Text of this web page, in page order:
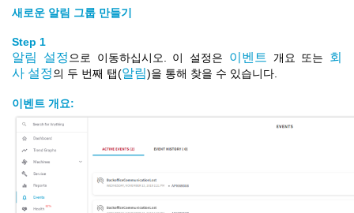
새로운 알림 그룹 만들기
Step 1
알림 설정 으로 이동하십시오. 이 설정은 이벤트 개요 또는 회
사 설정의 두 번째 탭(알림)을 통해 찾을 수 있습니다.
이벤트 개요: